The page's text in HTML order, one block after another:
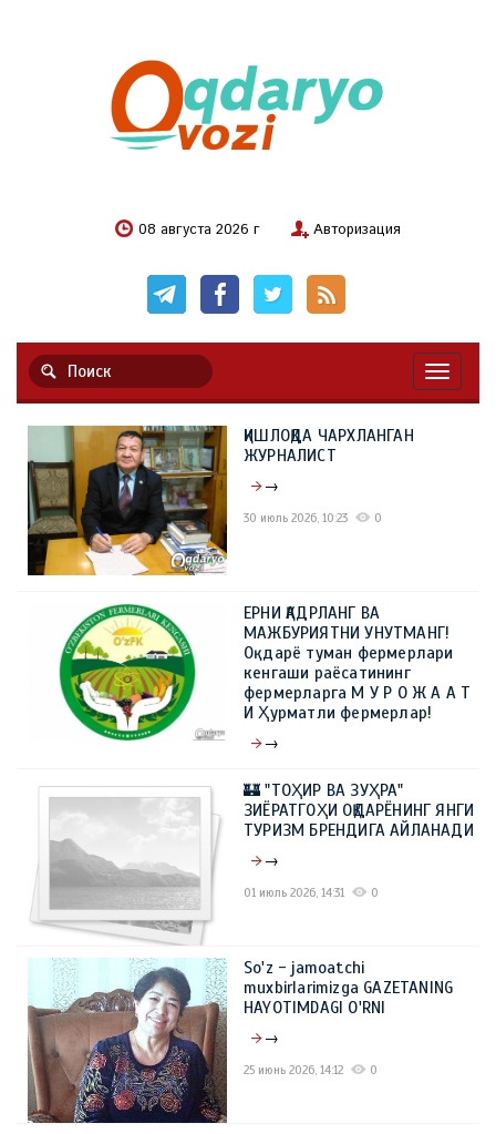
08 августа 2026 г Авторизация
ҚИШЛОҚДА ЧАРХЛАНГАН
ЖУРНАЛИСТ
→
30 июль 2026, 10:23 0
ЕРНИ ҚАДРЛАНГ ВА
МАЖБУРИЯТНИ УНУТМАНГ!
Оқдарё туман фермерлари
кенгаши раёсатининг
фермерларга М У Р О Ж А А Т
И Ҳурматли фермерлар!
→
🏰 "ТОҲИР ВА ЗУҲРА"
ЗИЁРАТГОҲИ ОҚДАРЁНИНГ ЯНГИ
ТУРИЗМ БРЕНДИГА АЙЛАНАДИ
→
01 июль 2026, 14:31 0
So'z - jamoatchi
muxbirlarimizga GAZETANING
HAYOTIMDAGI O'RNI
→
25 июнь 2026, 14:12 0